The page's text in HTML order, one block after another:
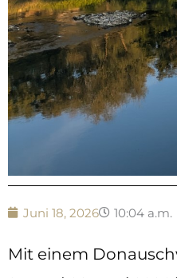
Juni 18, 2026 10:04 a.m.
Mit einem